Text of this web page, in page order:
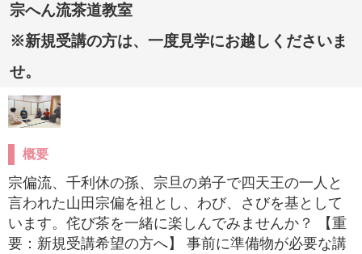
宗へん流茶道教室
※新規受講の方は、一度見学にお越しくださいま
せ。
概要
宗偏流、千利休の孫、宗旦の弟子で四天王の一人と
言われた山田宗偏を祖とし、わび、さびを基として
います。侘び茶を一緒に楽しんでみませんか？ 【重
要：新規受講希望の方へ】 事前に準備物が必要な講